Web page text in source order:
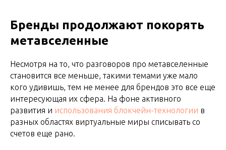
Бренды продолжают покорять
метавселенные
Несмотря на то, что разговоров про метавселенные
становится все меньше, такими темами уже мало
кого удивишь, тем не менее для брендов это все еще
интересующая их сфера. На фоне активного
развития и использования блокчейн-технологии в
разных областях виртуальные миры списывать со
счетов еще рано.